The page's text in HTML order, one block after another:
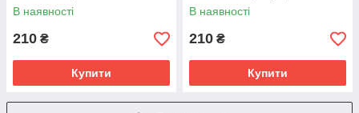
В наявності
210 ₴
Купити
В наявності
210 ₴
Купити